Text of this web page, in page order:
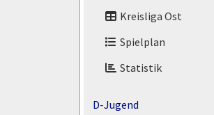
Kreisliga Ost
Spielplan
Statistik
D-Jugend